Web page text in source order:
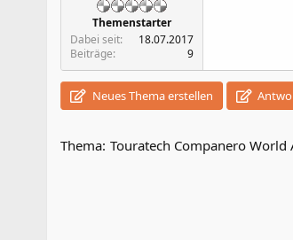
Themenstarter
Dabei seit
18.07.2017
Beiträge
9
Neues Thema erstellen
Thema: Touratech Companero